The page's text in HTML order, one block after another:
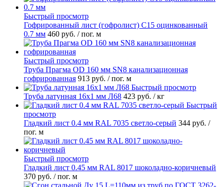
Быстрый просмотр
Гофрированный лист (гофролист) С15 оцинкованный
0.7 мм 460 руб. / пог. м
Быстрый просмотр
Труба Прагма OD 160 мм SN8 канализационная
гофрированная 913 руб. / пог. м
Быстрый просмотр
Труба латунная 16х1 мм Л68 423 руб. / кг
Быстрый
просмотр
Гладкий лист 0.4 мм RAL 7035 светло-серый 344 руб. /
пог. м
Быстрый просмотр
Гладкий лист 0.45 мм RAL 8017 шоколадно-коричневый
370 руб. / пог. м